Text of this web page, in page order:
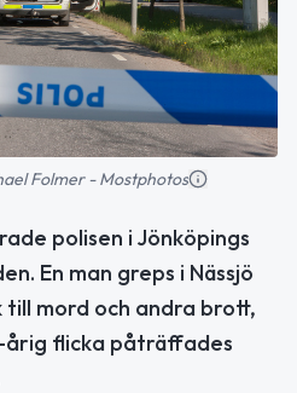
Folmer - Mostphotos
polisen i Jönköpings
En man greps i Nässjö
mord och andra brott,
årig flicka påträffades